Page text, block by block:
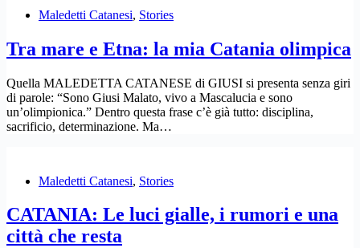
Maledetti Catanesi, Stories
Tra mare e Etna: la mia Catania olimpica
Quella MALEDETTA CATANESE di GIUSI si presenta senza giri
di parole: “Sono Giusi Malato, vivo a Mascalucia e sono
un’olimpionica.” Dentro questa frase c’è già tutto: disciplina,
sacrificio, determinazione. Ma…
Maledetti Catanesi, Stories
CATANIA: Le luci gialle, i rumori e una
città che resta